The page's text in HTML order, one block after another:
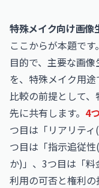
特殊メイク向け画像
ここからが本題で
目的で、主要な画
を、特殊メイク用途
比較の前提として
先に共有します。 4つ
つ目は「リアリテ
つ目は「指示追従
か)」、3つ目は「
利用の可否と権利